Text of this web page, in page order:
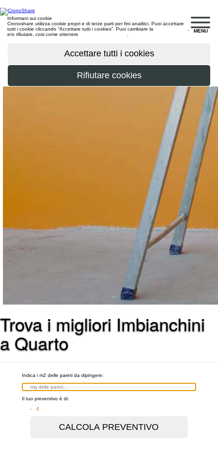
MENU
Informani sui cookie
Cronoshare utilizza cookie propri e di terze parti per fini analitici. Puoi accettare
tutti i cookie cliccando “Accettare tutti i cookies”. Puoi cambiare la
e/o rifiutare, cosi come ottenere
Trova i migliori Imbianchini
a Quarto
Indica i m2 delle pareti da dipingere:
Il tuo preventivo è di:
– €